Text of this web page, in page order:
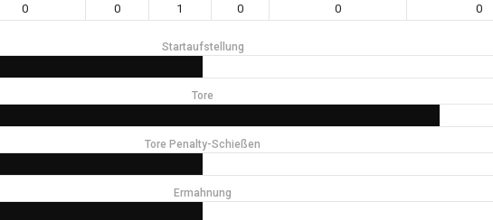
0 0 1 0 0 0
Startaufstellung
Tore
Tore Penalty-Schießen
Ermahnung